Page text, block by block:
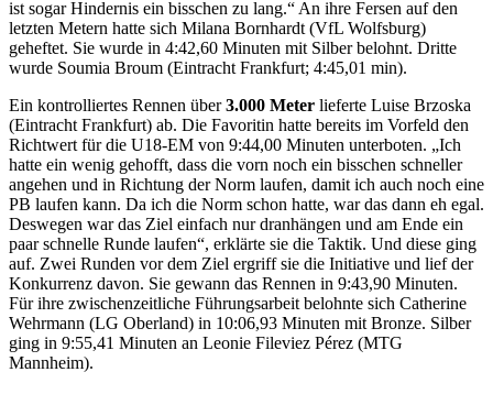
ist sogar Hindernis ein bisschen zu lang.“ An ihre Fersen auf den
letzten Metern hatte sich Milana Bornhardt (VfL Wolfsburg)
geheftet. Sie wurde in 4:42,60 Minuten mit Silber belohnt. Dritte
wurde Soumia Broum (Eintracht Frankfurt; 4:45,01 min).
Ein kontrolliertes Rennen über3.000 Meter lieferte Luise Brzoska
(Eintracht Frankfurt) ab. Die Favoritin hatte bereits im Vorfeld den
Richtwert für die U18-EM von 9:44,00 Minuten unterboten. „Ich
hatte ein wenig gehofft, dass die vorn noch ein bisschen schneller
angehen und in Richtung der Norm laufen, damit ich auch noch eine
PB laufen kann. Da ich die Norm schon hatte, war das dann eh egal.
Deswegen war das Ziel einfach nur dranhängen und am Ende ein
paar schnelle Runde laufen“, erklärte sie die Taktik. Und diese ging
auf. Zwei Runden vor dem Ziel ergriff sie die Initiative und lief der
Konkurrenz davon. Sie gewann das Rennen in 9:43,90 Minuten.
Für ihre zwischenzeitliche Führungsarbeit belohnte sich Catherine
Wehrmann (LG Oberland) in 10:06,93 Minuten mit Bronze. Silber
ging in 9:55,41 Minuten an Leonie Fileviez Pérez (MTG
Mannheim).